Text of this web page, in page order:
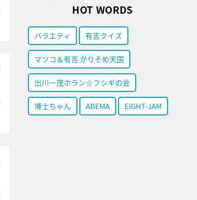
HOT WORDS
バラエティ 有吉クイズ
マツコ＆有吉 かりそめ天国
出川一茂ホラン☆フシギの会
博士ちゃん ABEMA EIGHT-JAM